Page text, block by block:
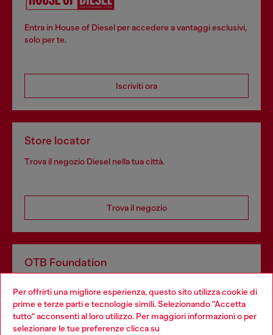
Per offrirti una migliore esperienza, questo sito utilizza cookie di
prime e terze parti e tecnologie simili. Selezionando "Accetta
tutto" acconsenti al loro utilizzo. Per maggiori informazioni o per
selezionare le tue preferenze clicca su
Entra in House of Diesel per accedere a vantaggi esclusivi,
solo per te.
Iscriviti ora
Store locator
Trova il negozio Diesel nella tua città.
Trova il negozio
OTB Foundation
profit del gruppo OTB che sostiene progetti concreti per
giovani, donne, inclusione ed emergenze in tutto il mondo.
Choose your location